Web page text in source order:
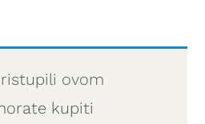
ovom
kupiti